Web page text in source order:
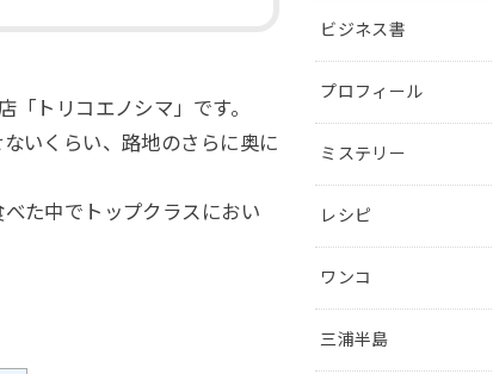
トリコエノシマ」です。
いくらい、路地のさらに奥に
た中でトップクラスにおい
ビジネス書
プロフィール
ミステリー
レシピ
ワンコ
三浦半島